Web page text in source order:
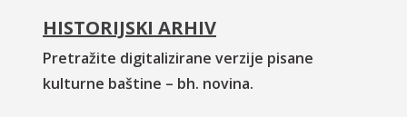
HISTORIJSKI ARHIV
Pretražite digitalizirane verzije pisane
kulturne baštine – bh. novina.